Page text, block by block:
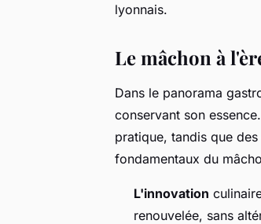
lyonnais.
Le mâchon à
Dans le panorama
conservant son
pratique, tandis que
fondamentaux du
L'innovation
renouvelée, sans